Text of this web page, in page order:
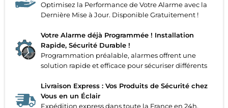
Optimisez la Performance de Votre Alarme avec la
Dernière Mise à Jour. Disponible Gratuitement !
Votre Alarme déjà Programmée ! Installation
Rapide, Sécurité Durable !
Programmation préalable, alarmes offrent une
solution rapide et efficace pour sécuriser différents
Livraison Express : Vos Produits de Sécurité chez
Vous en un Éclair
Expédition express dans toute la France en 24h,